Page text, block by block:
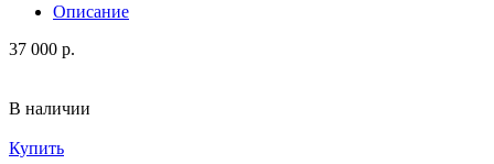
Описание
37 000 р.
В наличии
Купить